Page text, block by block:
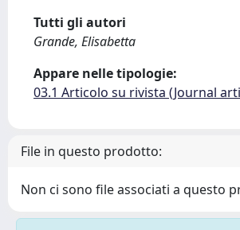
Tutti gli autori
Grande, Elisabetta
Appare nelle tipologie:
03.1 Articolo su rivista (Journal
File in questo prodotto:
Non ci sono file associati a questo